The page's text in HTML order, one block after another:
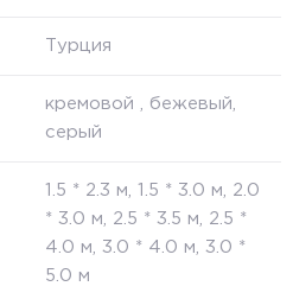
Турция
кремовой , бежевый,
серый
1.5 * 2.3 м, 1.5 * 3.0 м, 2.0
* 3.0 м, 2.5 * 3.5 м, 2.5 *
4.0 м, 3.0 * 4.0 м, 3.0 *
5.0 м